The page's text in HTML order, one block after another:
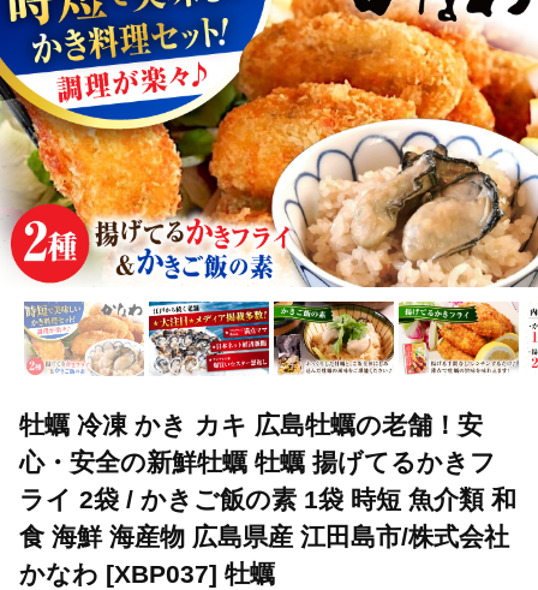
牡蠣 冷凍 かき カキ 広島牡蠣の老舗！安
心・安全の新鮮牡蠣 牡蠣 揚げてるかきフ
ライ 2袋 / かきご飯の素 1袋 時短 魚介類 和
食 海鮮 海産物 広島県産 江田島市/株式会社
かなわ [XBP037] 牡蠣